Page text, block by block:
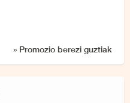
» Promozio berezi guztiak